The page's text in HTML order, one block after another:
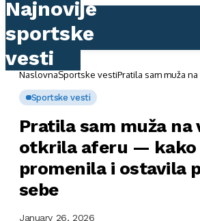
NaslovnaSportske vestiPratila sam muža
Sportske vesti
Pratila sam muža na
otkrila aferu — kako
promenila i ostavila
sebe
January 26, 2026